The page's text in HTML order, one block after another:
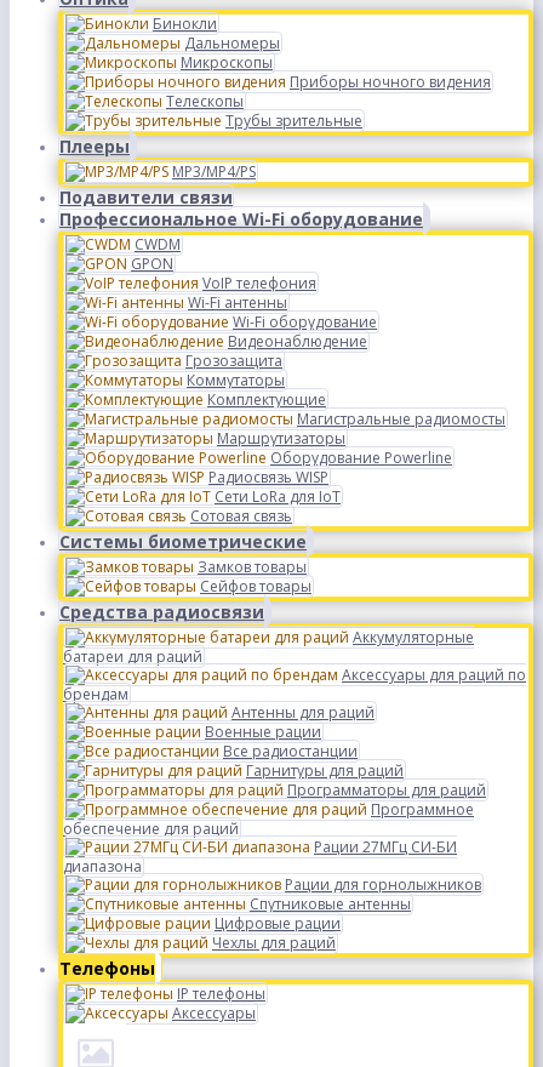
Бинокли
Дальномеры
Микроскопы
Приборы ночного видения
Телескопы
Трубы зрительные
Плееры
MP3/MP4/PS
Подавители связи
Профессиональное Wi-Fi оборудование
CWDM
GPON
VoIP телефония
Wi-Fi антенны
Wi-Fi оборудование
Видеонаблюдение
Грозозащита
Коммутаторы
Комплектующие
Магистральные радиомосты
Маршрутизаторы
Оборудование Powerline
Радиосвязь WISP
Сети LoRa для IoT
Сотовая связь
Системы биометрические
Замков товары
Сейфов товары
Средства радиосвязи
Аккумуляторные
батареи для раций
Аксессуары для раций по
брендам
Антенны для раций
Военные рации
Все радиостанции
Гарнитуры для раций
Программаторы для раций
Программное
обеспечение для раций
Рации 27МГц СИ-БИ
диапазона
Рации для горнолыжников
Спутниковые антенны
Цифровые рации
Чехлы для раций
Телефоны
IP телефоны
Аксессуары